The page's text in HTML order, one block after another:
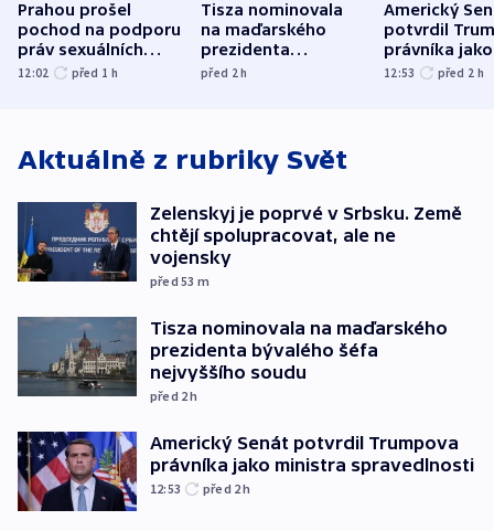
Prahou prošel
pochod na podporu
práv sexuálních
menšin
12:02 před 1 h
Tisza nominovala
na maďarského
prezidenta
bývalého šéfa
před 2h
Americký
potvrdil
právníka jako
ministra
12:53 před 2 h
Aktuálně z rubriky Svět
Zelenskyj je poprvé v Srbsku. Země
chtějí spolupracovat, ale ne
vojensky
před 53 m
Tisza nominovala na maďarského
prezidenta bývalého šéfa
nejvyššího soudu
před 2h
Americký Senát potvrdil Trumpova
právníka jako ministra spravedlnosti
12:53 před 2h